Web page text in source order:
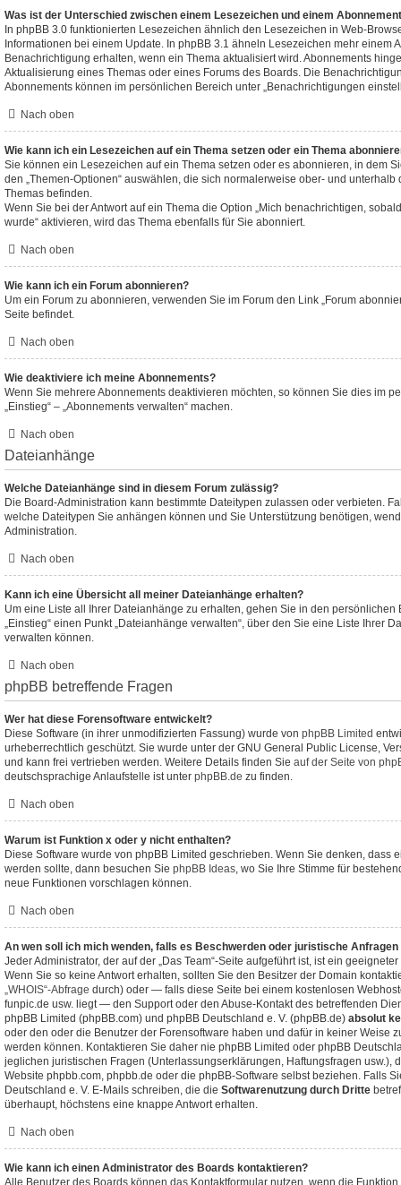
Was ist der Unterschied zwischen einem Lesezeichen und einem
In phpBB 3.0 funktionierten Lesezeichen ähnlich den Lesezeichen in Web-
Informationen bei einem Update. In phpBB 3.1 ähneln Lesezeichen mehr einem
Benachrichtigung erhalten, wenn ein Thema aktualisiert wird. Abonnements
Aktualisierung eines Themas oder eines Forums des Boards. Die
Abonnements können im persönlichen Bereich unter „Benachrichtigungen
Nach oben
Wie kann ich ein Lesezeichen auf ein Thema setzen oder ein Thema
Sie können ein Lesezeichen auf ein Thema setzen oder es abonnieren, in dem
den „Themen-Optionen“ auswählen, die sich normalerweise ober- und
Themas befinden.
Wenn Sie bei der Antwort auf ein Thema die Option „Mich benachrichtigen,
wurde“ aktivieren, wird das Thema ebenfalls für Sie abonniert.
Nach oben
Wie kann ich ein Forum abonnieren?
Um ein Forum zu abonnieren, verwenden Sie im Forum den Link „Forum
Seite befindet.
Nach oben
Wie deaktiviere ich meine Abonnements?
Wenn Sie mehrere Abonnements deaktivieren möchten, so können Sie dies im
„Einstieg“ – „Abonnements verwalten“ machen.
Nach oben
Dateianhänge
Welche Dateianhänge sind in diesem Forum zulässig?
Die Board-Administration kann bestimmte Dateitypen zulassen oder verbieten.
welche Dateitypen Sie anhängen können und Sie Unterstützung benötigen,
Administration.
Nach oben
Kann ich eine Übersicht all meiner Dateianhänge erhalten?
Um eine Liste all Ihrer Dateianhänge zu erhalten, gehen Sie in den persönlichen
„Einstieg“ einen Punkt „Dateianhänge verwalten“, über den Sie eine Liste Ihrer
verwalten können.
Nach oben
phpBB betreffende Fragen
Wer hat diese Forensoftware entwickelt?
Diese Software (in ihrer unmodifizierten Fassung) wurde von phpBB Limited
urheberrechtlich geschützt. Sie wurde unter der GNU General Public License,
und kann frei vertrieben werden. Weitere Details finden Sie auf der Seite von
deutschsprachige Anlaufstelle ist unter phpBB.de zu finden.
Nach oben
Warum ist Funktion x oder y nicht enthalten?
Diese Software wurde von phpBB Limited geschrieben. Wenn Sie denken, dass
werden sollte, dann besuchen Sie phpBB Ideas , wo Sie Ihre Stimme für
neue Funktionen vorschlagen können.
Nach oben
An wen soll ich mich wenden, falls es Beschwerden oder juristische
Jeder Administrator, der auf der „Das Team“-Seite aufgeführt ist, ist ein
Wenn Sie so keine Antwort erhalten, sollten Sie den Besitzer der Domain
„WHOIS“-Abfrage durch) oder — falls diese Seite bei einem kostenlosen
funpic.de usw. liegt — den Support oder den Abuse-Kontakt des betreffenden
phpBB Limited (phpBB.com) und phpBB Deutschland e. V. (phpBB.de) absolut
oder den oder die Benutzer der Forensoftware haben und dafür in keiner Weise
werden können. Kontaktieren Sie daher nie phpBB Limited oder phpBB
jeglichen juristischen Fragen (Unterlassungserklärungen, Haftungsfragen usw.),
Website phpbb.com, phpbb.de oder die phpBB-Software selbst beziehen. Falls
Deutschland e. V. E-Mails schreiben, die die Softwarenutzung durch Dritte
überhaupt, höchstens eine knappe Antwort erhalten.
Nach oben
Wie kann ich einen Administrator des Boards kontaktieren?
Alle Benutzer des Boards können das Kontaktformular nutzen, wenn die